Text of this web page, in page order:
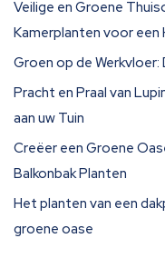
Veilige en Groene
Kamerplanten voor een
Groen op de
Pracht en Praal van
aan uw Tuin
Creëer een Groene
Balkonbak Planten
Het planten van een
groene oase